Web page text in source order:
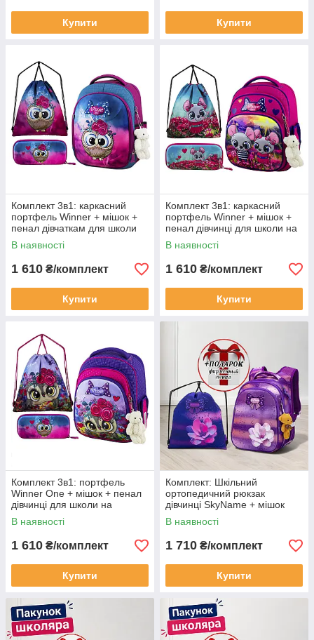
Купити Купити
Комплект 3в1: каркасний
портфель Winner + мішок +
пенал дівчаткам для школи
на 1-2 клас/ Шкільний
рожевий рюкзак ранець з
В наявності
1 610 ₴/комплект
Купити
Комплект 3в1: каркасний
портфель Winner + мішок +
пенал дівчинці для школи на
1-2 клас/ Шкільний рожевий
рюкзак ранець з мишкою
В наявності
1 610 ₴/комплект
Купити
Комплект 3в1: портфель
Winner One + мішок + пенал
дівчинці для школи на
перший клас/ Шкільний
фіолетовий рюкзак ранець з
В наявності
1 610 ₴/комплект
Купити
Комплект: Шкільний
ортопедичний рюкзак
дівчинці SkyName + мішок
для взуття з квіткою +
ПОДАРУНОК пенал/
Портфель до школи 1-4 клас
В наявності
1 710 ₴/комплект
Купити